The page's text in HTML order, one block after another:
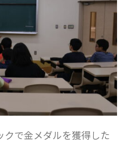
で金メダルを獲得した